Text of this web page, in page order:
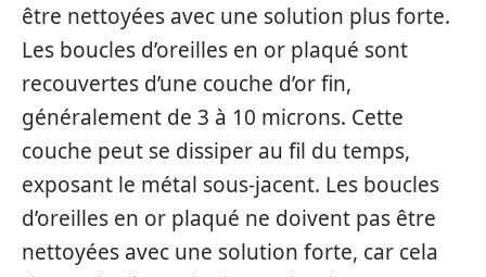
être nettoyées avec une solution plus forte.
Les boucles d’oreilles en or plaqué sont
recouvertes d’une couche d’or fin,
généralement de 3 à 10 microns. Cette
couche peut se dissiper au fil du temps,
exposant le métal sous-jacent. Les boucles
d’oreilles en or plaqué ne doivent pas être
nettoyées avec une solution forte, car cela